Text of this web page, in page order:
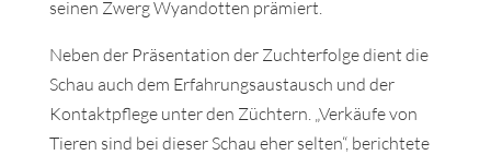
seinen Zwerg Wyandotten prämiert.
Neben der Präsentation der Zuchterfolge dient die
Schau auch dem Erfahrungsaustausch und der
Kontaktpflege unter den Züchtern. „Verkäufe von
Tieren sind bei dieser Schau eher selten“, berichtete